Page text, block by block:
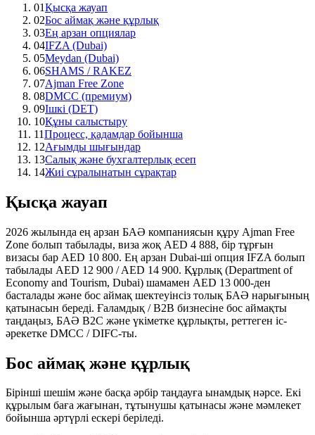
01Қысқа жауап
02Бос аймақ және құрлық
03Ең арзан опциялар
04IFZA (Dubai)
05Meydan (Dubai)
06SHAMS / RAKEZ
07Ajman Free Zone
08DMCC (премиум)
09Ішкі (DET)
10Құны салыстыру
11Процесс, қадамдар бойынша
12Ағымды шығындар
13Салық және бухгалтерлық есеп
14Жиі сұралынатын сұрақтар
Қысқа жауап
2026 жылында ең арзан БАӘ компаниясын құру Ajman Free
Zone болып табылады, виза жоқ AED 4 888, бір тұрғын
визасы бар AED 10 800. Ең арзан Dubai-ші опция IFZA болып
табылады AED 12 900 / AED 14 900. Құрлық (Department of
Economy and Tourism, Dubai) шамамен AED 13 000-ден
басталады және бос аймақ шектеуінсіз толық БАӘ нарығының
қатынасын береді. Ғаламдық / B2B бизнесіне бос аймақты
таңдаңыз, БАӘ B2C және үкіметке құрлықты, реттеген іс-
әрекетке DMCC / DIFC-ты.
Бос аймақ және құрлық
Бірінші шешім және басқа әрбір таңдауға ынамдық нәрсе. Екі
құрылым баға жағынан, тұтынушы қатынасы және мәмлекет
бойынша әртүрлі ескері беріледі.